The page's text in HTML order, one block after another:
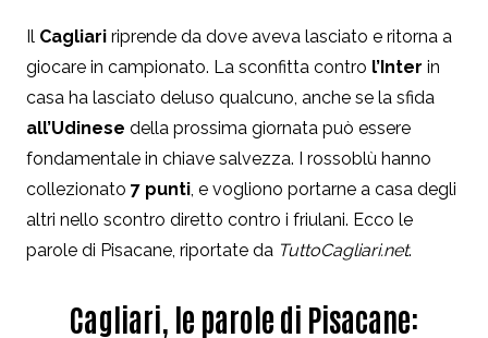
Il Cagliari riprende da dove aveva lasciato e ritorna a
giocare in campionato. La sconfitta contro l’Inter in
casa ha lasciato deluso qualcuno, anche se la sfida
all’Udinese della prossima giornata può essere
fondamentale in chiave salvezza. I rossoblù hanno
collezionato 7 punti, e vogliono portarne a casa degli
altri nello scontro diretto contro i friulani. Ecco le
parole di Pisacane, riportate da TuttoCagliari.net.
Cagliari, le parole di Pisacane: